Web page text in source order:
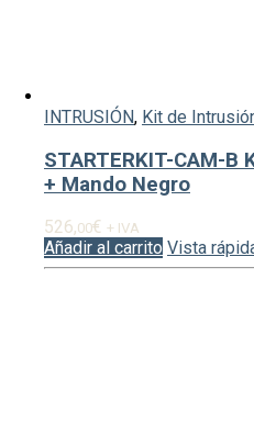
INTRUSIÓN, Kit de
STARTERKIT-CAM-B
+ Mando Negro
526,00€ + IVA
Añadir al carrito Vista